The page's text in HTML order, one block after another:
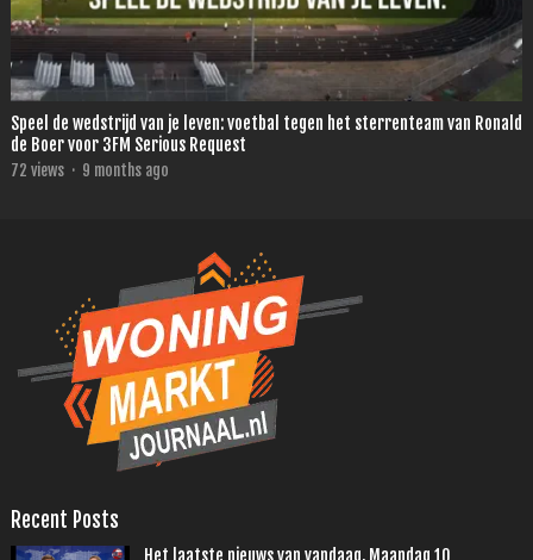
Speel de wedstrijd van je leven: voetbal tegen het sterrenteam van Ronald
de Boer voor 3FM Serious Request
72 views · 9 months ago
Recent Posts